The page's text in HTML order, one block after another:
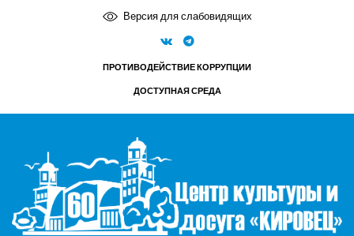
Версия для слабовидящих
ПРОТИВОДЕЙСТВИЕ КОРРУПЦИИ
ДОСТУПНАЯ СРЕДА